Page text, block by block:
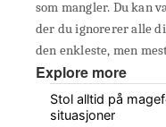
som mangler. Du kan
der du ignorerer alle
den enkleste, men
Explore more
Stol alltid på
situasjoner